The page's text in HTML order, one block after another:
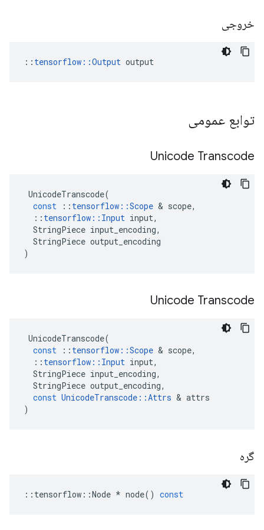
خروجی
:: tensorflow::Output output
توابع عمومی
Unicode Transcode
UnicodeTranscode(
const
:: tensorflow ::Scope & scope,
:: tensorflow :: Input input,
StringPiece input_encoding,
StringPiece output_encoding
)
Unicode Transcode
UnicodeTranscode(
const
:: tensorflow ::Scope & scope,
:: tensorflow :: Input input,
StringPiece input_encoding,
StringPiece output_encoding,
const UnicodeTranscode ::Attrs & attrs
)
گره
:: tensorflow ::Node * node() const